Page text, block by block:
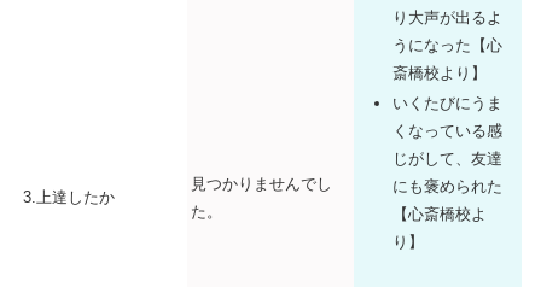
3.上達したか
見つかりませんでし
た。
り大声が出るよ
うになった【心
斎橋校より】
いくたびにうま
くなっている感
じがして、友達
にも褒められた
【心斎橋校よ
り】